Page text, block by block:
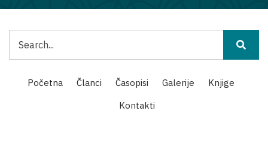
Main
navigation
Početna Članci Časopisi Galerije
Knjige
Kontakti